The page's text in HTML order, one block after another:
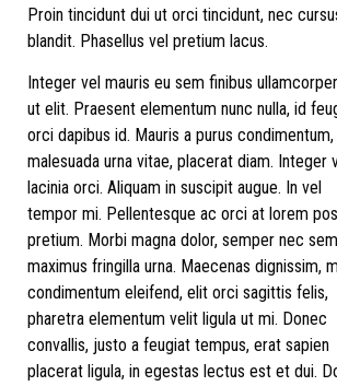
Proin tincidunt dui ut orci tincidunt, nec
blandit. Phasellus vel pretium lacus.
Integer vel mauris eu sem finibus
ut elit. Praesent elementum nunc nulla, id
orci dapibus id. Mauris a purus condimentum,
malesuada urna vitae, placerat diam. Integer
lacinia orci. Aliquam in suscipit augue. In vel
tempor mi. Pellentesque ac orci at lorem
pretium. Morbi magna dolor, semper nec
maximus fringilla urna. Maecenas dignissim,
condimentum eleifend, elit orci sagittis felis,
pharetra elementum velit ligula ut mi. Donec
convallis, justo a feugiat tempus, erat sapien
placerat ligula, in egestas lectus est et dui.